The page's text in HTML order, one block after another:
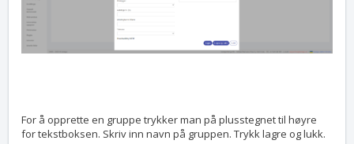
For å opprette en gruppe trykker man på plusstegnet til høyre
for tekstboksen. Skriv inn navn på gruppen. Trykk lagre og lukk.